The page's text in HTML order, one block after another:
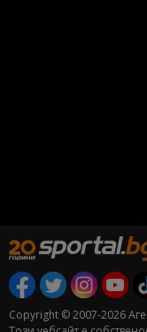
Copyright © 2007-2026